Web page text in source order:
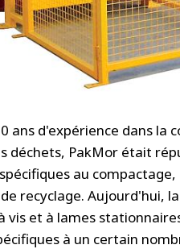
ans d'expérience dans
déchets, PakMor était
au
recyclage. Aujourd'hui,
vis et à lames
à un certain